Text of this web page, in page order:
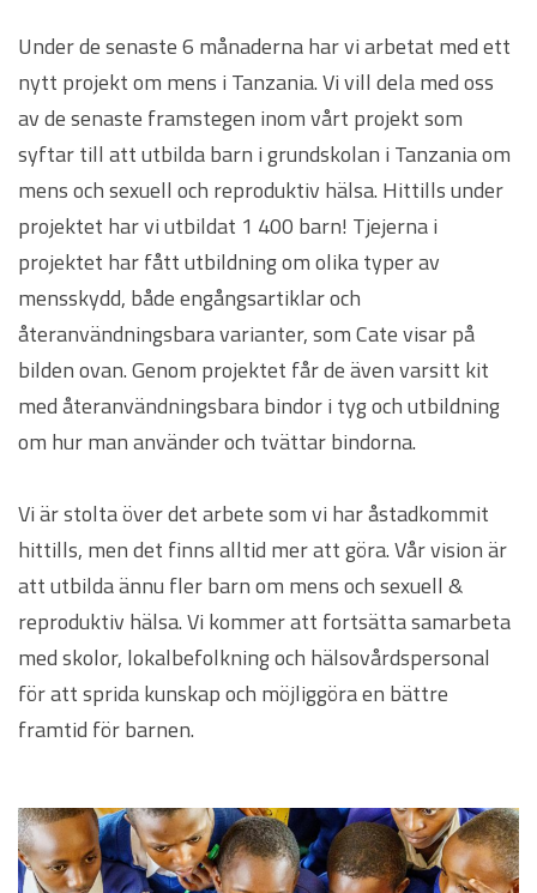
Under de senaste 6 månaderna har vi arbetat med ett
nytt projekt om mens i Tanzania. Vi vill dela med oss
av de senaste framstegen inom vårt projekt som
syftar till att utbilda barn i grundskolan i Tanzania om
mens och sexuell och reproduktiv hälsa. Hittills under
projektet har vi utbildat 1 400 barn! Tjejerna i
projektet har fått utbildning om olika typer av
mensskydd, både engångsartiklar och
återanvändningsbara varianter, som Cate visar på
bilden ovan. Genom projektet får de även varsitt kit
med återanvändningsbara bindor i tyg och utbildning
om hur man använder och tvättar bindorna.
Vi är stolta över det arbete som vi har åstadkommit
hittills, men det finns alltid mer att göra. Vår vision är
att utbilda ännu fler barn om mens och sexuell &
reproduktiv hälsa. Vi kommer att fortsätta samarbeta
med skolor, lokalbefolkning och hälsovårdspersonal
för att sprida kunskap och möjliggöra en bättre
framtid för barnen.